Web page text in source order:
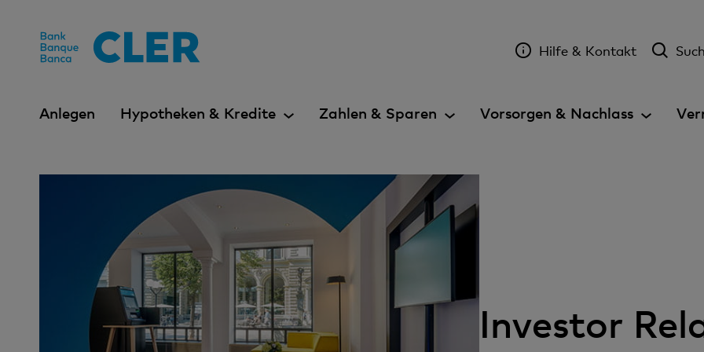
Hilfe & Kontakt
Anlegen Hypotheken & Kredite Zahlen & Sparen Vorsorgen & Nachlass
Investor